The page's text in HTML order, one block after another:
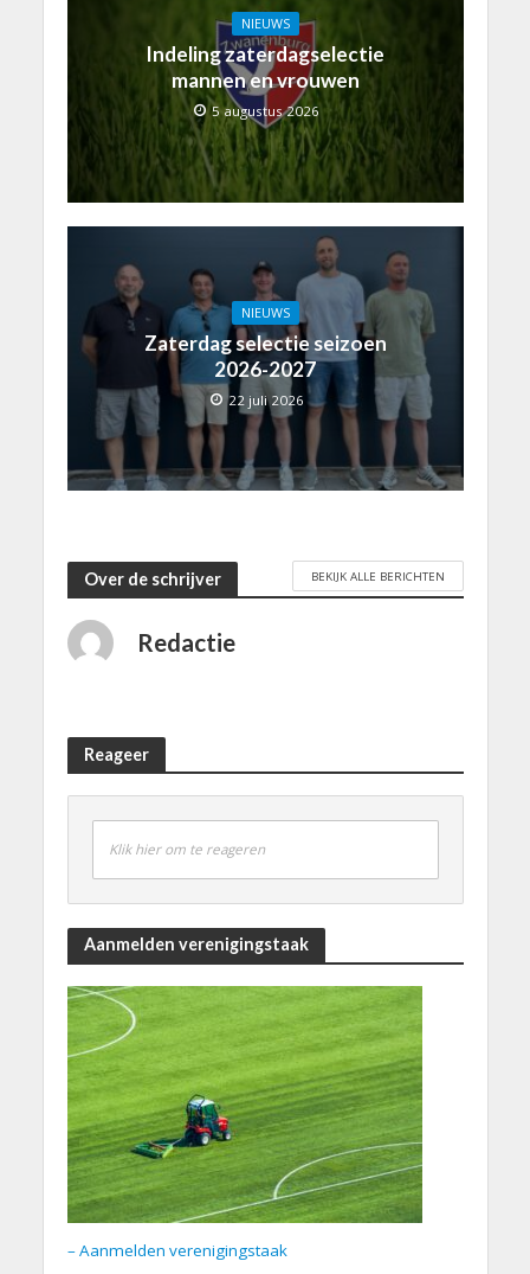
NIEUWS
Indeling zaterdagselectie
mannen en vrouwen
5 augustus 2026
NIEUWS
Zaterdag selectie seizoen
2026-2027
22 juli 2026
Over de schrijver BEKIJK ALLE BERICHTEN
Redactie
Reageer
Klik hier om te reageren
Aanmelden verenigingstaak
– Aanmelden verenigingstaak